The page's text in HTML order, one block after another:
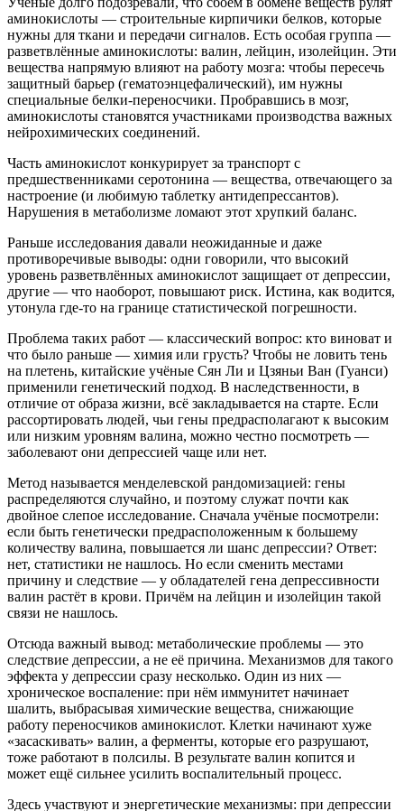
аминокислоты — строительные кирпичики белков, которые
нужны для ткани и передачи сигналов. Есть особая группа —
разветвлённые аминокислоты: валин, лейцин, изолейцин. Эти
вещества напрямую влияют на работу мозга: чтобы пересечь
защитный барьер (гематоэнцефалический), им нужны
специальные белки-переносчики. Пробравшись в мозг,
аминокислоты становятся участниками производства важных
нейрохимических соединений.
Часть аминокислот конкурирует за транспорт с
предшественниками серотонина — вещества, отвечающего за
настроение (и любимую таблетку антидепрессантов).
Нарушения в метаболизме ломают этот хрупкий баланс.
Раньше исследования давали неожиданные и даже
противоречивые выводы: одни говорили, что высокий
уровень разветвлённых аминокислот защищает от депрессии,
другие — что наоборот, повышают риск. Истина, как водится,
утонула где-то на границе статистической погрешности.
Проблема таких работ — классический вопрос: кто виноват и
что было раньше — химия или грусть? Чтобы не ловить тень
на плетень, китайские учёные Сян Ли и Цзяньи Ван (Гуанси)
применили генетический подход. В наследственности, в
отличие от образа жизни, всё закладывается на старте. Если
рассортировать людей, чьи гены предрасполагают к высоким
или низким уровням валина, можно честно посмотреть —
заболевают они депрессией чаще или нет.
Метод называется менделевской рандомизацией: гены
распределяются случайно, и поэтому служат почти как
двойное слепое исследование. Сначала учёные посмотрели:
если быть генетически предрасположенным к большему
количеству валина, повышается ли шанс депрессии? Ответ:
нет, статистики не нашлось. Но если сменить местами
причину и следствие — у обладателей гена депрессивности
валин растёт в крови. Причём на лейцин и изолейцин такой
связи не нашлось.
Отсюда важный вывод: метаболические проблемы — это
следствие депрессии, а не её причина. Механизмов для такого
эффекта у депрессии сразу несколько. Один из них —
хроническое воспаление: при нём иммунитет начинает
шалить, выбрасывая химические вещества, снижающие
работу переносчиков аминокислот. Клетки начинают хуже
«засаскивать» валин, а ферменты, которые его разрушают,
тоже работают в полсилы. В результате валин копится и
может ещё сильнее усилить воспалительный процесс.
Здесь участвуют и энергетические механизмы: при депрессии